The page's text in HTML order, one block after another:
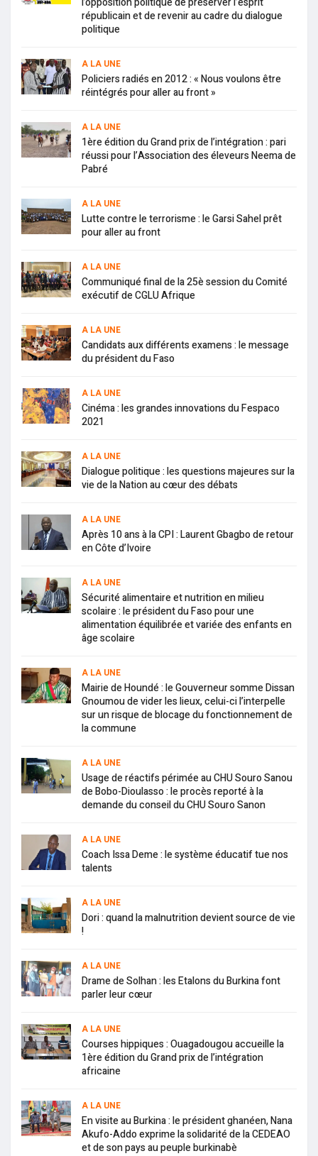
républicain et de revenir au cadre du dialogue
politique
A LA UNE
Policiers radiés en 2012 : « Nous voulons être
réintégrés pour aller au front »
A LA UNE
1ère édition du Grand prix de l’intégration : pari
réussi pour l’Association des éleveurs Neema de
Pabré
A LA UNE
Lutte contre le terrorisme : le Garsi Sahel prêt
pour aller au front
A LA UNE
Communiqué final de la 25è session du Comité
exécutif de CGLU Afrique
A LA UNE
Candidats aux différents examens : le message
du président du Faso
A LA UNE
Cinéma : les grandes innovations du Fespaco
2021
A LA UNE
Dialogue politique : les questions majeures sur la
vie de la Nation au cœur des débats
A LA UNE
Après 10 ans à la CPI : Laurent Gbagbo de retour
en Côte d’Ivoire
A LA UNE
Sécurité alimentaire et nutrition en milieu
scolaire : le président du Faso pour une
alimentation équilibrée et variée des enfants en
âge scolaire
A LA UNE
Mairie de Houndé : le Gouverneur somme Dissan
Gnoumou de vider les lieux, celui-ci l’interpelle
sur un risque de blocage du fonctionnement de
la commune
A LA UNE
Usage de réactifs périmée au CHU Souro Sanou
de Bobo-Dioulasso : le procès reporté à la
demande du conseil du CHU Souro Sanon
A LA UNE
Coach Issa Deme : le système éducatif tue nos
talents
A LA UNE
Dori : quand la malnutrition devient source de vie
!
A LA UNE
Drame de Solhan : les Etalons du Burkina font
parler leur cœur
A LA UNE
Courses hippiques : Ouagadougou accueille la
1ère édition du Grand prix de l’intégration
africaine
A LA UNE
En visite au Burkina : le président ghanéen, Nana
Akufo-Addo exprime la solidarité de la CEDEAO
et de son pays au peuple burkinabè